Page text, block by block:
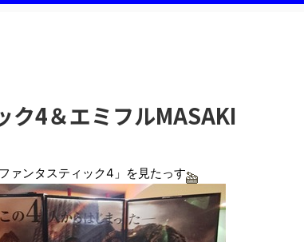
ク4＆エミフルMASAKI
ァンタスティック4」を見たっす